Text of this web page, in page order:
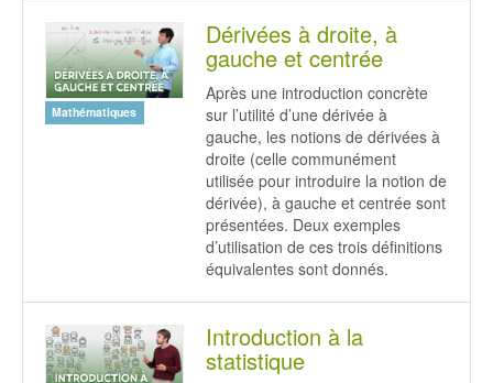
Mathématiques
Dérivées à droite, à
gauche et centrée
Après une introduction concrète
sur l’utilité d’une dérivée à
gauche, les notions de dérivées à
droite (celle communément
utilisée pour introduire la notion de
dérivée), à gauche et centrée sont
présentées. Deux exemples
d’utilisation de ces trois définitions
équivalentes sont donnés.
Introduction à la
statistique